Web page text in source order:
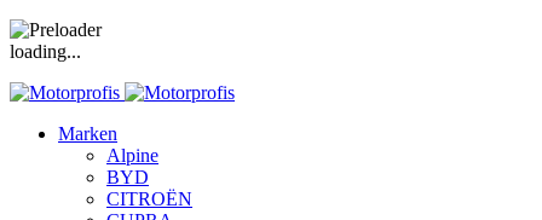
loading...
Marken
Alpine
BYD
CITROËN